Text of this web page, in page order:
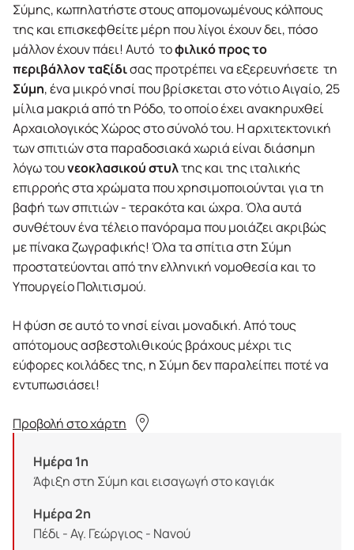
Εξοπλισμός
Σύμης, κωπηλατήστε στους απομονωμένους κόλπους
της και επισκεφθείτε μέρη που λίγοι έχουν δει, πόσο
μάλλον έχουν πάει! Αυτό τοφιλικό προς το
περιβάλλον ταξίδισας προτρέπει να εξερευνήσετε τη
Σύμη, ένα μικρό νησί που βρίσκεται στο νότιο Αιγαίο, 25
μίλια μακριά από τη Ρόδο, το οποίο έχει ανακηρυχθεί
Αρχαιολογικός Χώρος στο σύνολό του. Η αρχιτεκτονική
των σπιτιών στα παραδοσιακά χωριά είναι διάσημη
λόγω τουνεοκλασικού στυλτης και της ιταλικής
επιρροής στα χρώματα που χρησιμοποιούνται για τη
βαφή των σπιτιών - τερακότα και ώχρα. Όλα αυτά
συνθέτουν ένα τέλειο πανόραμα που μοιάζει ακριβώς
με πίνακα ζωγραφικής! Όλα τα σπίτια στη Σύμη
προστατεύονται από την ελληνική νομοθεσία και το
Υπουργείο Πολιτισμού.
Η φύση σε αυτό το νησί είναι μοναδική. Από τους
απότομους ασβεστολιθικούς βράχους μέχρι τις
εύφορες κοιλάδες της, η Σύμη δεν παραλείπει ποτέ να
εντυπωσιάσει!
Προβολή στο χάρτη
Ημέρα 1η
Άφιξη στη Σύμη και εισαγωγή στο καγιάκ
Ημέρα 2η
Πέδι - Αγ. Γεώργιος - Νανού